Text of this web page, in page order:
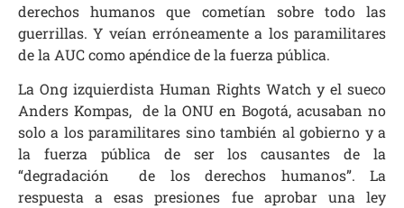
derechos humanos que cometían sobre todo las
guerrillas. Y veían erróneamente a los paramilitares
de la AUC como apéndice de la fuerza pública.
La Ong izquierdista Human Rights Watch y el sueco
Anders Kompas, de la ONU en Bogotá, acusaban no
solo a los paramilitares sino también al gobierno y a
la fuerza pública de ser los causantes de la
“degradación de los derechos humanos”. La
respuesta a esas presiones fue aprobar una ley